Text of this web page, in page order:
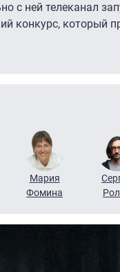
с ней телеканал
конкурс, который
Мария
Фомина